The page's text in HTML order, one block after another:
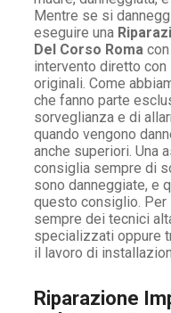
Mentre se si
eseguire una
Del Corso Roma
intervento diretto
originali. Come
che fanno parte
sorveglianza e di
quando vengono
anche superiori. Una
consiglia sempre di
sono danneggiate, e
questo consiglio.
sempre dei tecnici
specializzati oppure
il lavoro di
Riparazione